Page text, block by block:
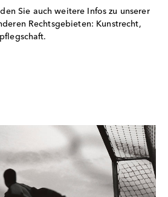
Sie auch weitere Infos zu unserer
Rechtsgebieten: Kunstrecht,